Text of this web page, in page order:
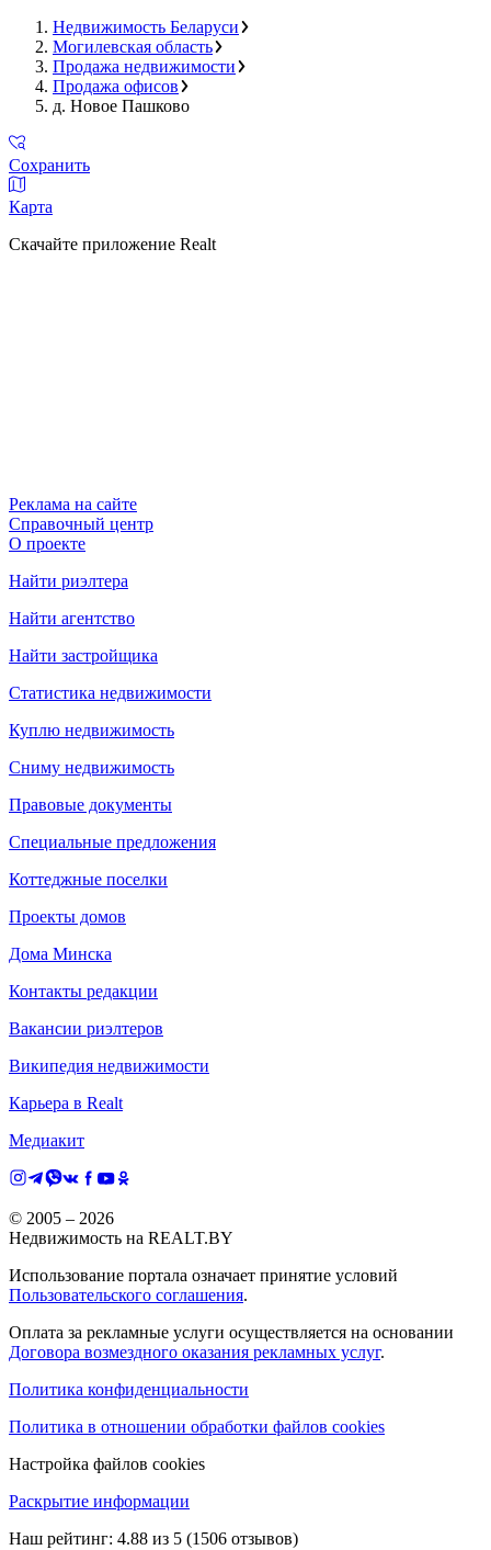
Недвижимость Беларуси
Могилевская область
Продажа недвижимости
Продажа офисов
д. Новое Пашково
Сохранить
Карта
Скачайте приложение Realt
Реклама на сайте
Справочный центр
О проекте
Найти риэлтера
Найти агентство
Найти застройщика
Статистика недвижимости
Куплю недвижимость
Сниму недвижимость
Правовые документы
Специальные предложения
Коттеджные поселки
Проекты домов
Дома Минска
Контакты редакции
Вакансии риэлтеров
Википедия недвижимости
Карьера в Realt
Медиакит
© 2005 – 2026
Недвижимость на REALT.BY
Использование портала означает принятие условий
Пользовательского соглашения.
Оплата за рекламные услуги осуществляется на основании
Договора возмездного оказания рекламных услуг.
Политика конфиденциальности
Политика в отношении обработки файлов cookies
Настройка файлов cookies
Раскрытие информации
Наш рейтинг: 4.88 из 5 (1506 отзывов)